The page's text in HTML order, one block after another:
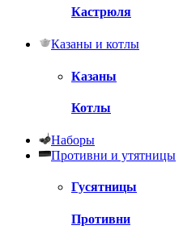
Кастрюля
Казаны и котлы
Казаны
Котлы
Наборы
Противни и утятницы
Гусятницы
Противни